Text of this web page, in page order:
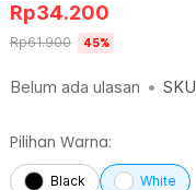
Belum ada ulasan • SKU
Rp34.200
Rp61.900 45%
Pilihan Warna:
Black White